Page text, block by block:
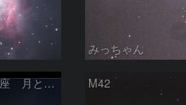
みっちゃん
西に傾いた冬の星座 月と金星＆木星 M42